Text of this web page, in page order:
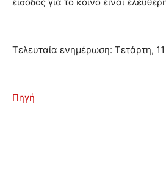
Τελευταία ενημέρωση: Τετάρτη, 11
Πηγή